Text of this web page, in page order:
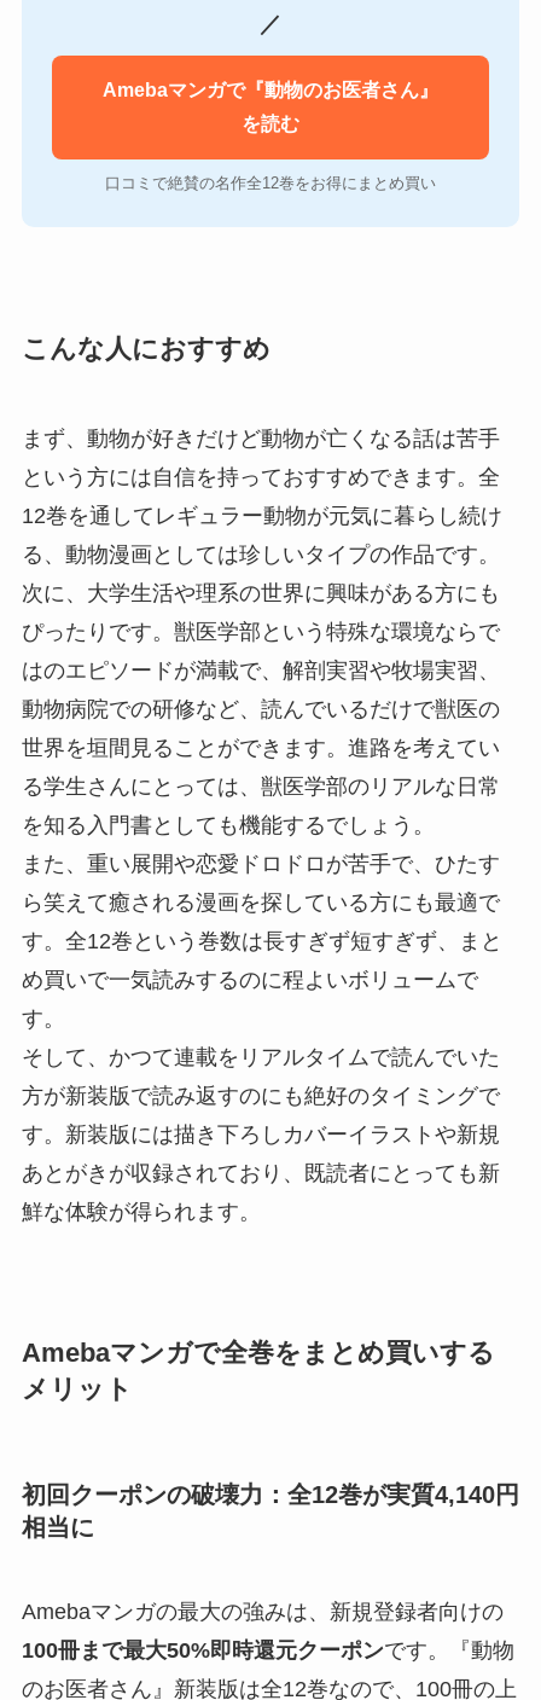
／
Amebaマンガで『動物のお医者さん』
を読む
口コミで絶賛の名作全12巻をお得にまとめ買い
こんな人におすすめ
まず、動物が好きだけど動物が亡くなる話は苦手
という方には自信を持っておすすめできます。全
12巻を通してレギュラー動物が元気に暮らし続け
る、動物漫画としては珍しいタイプの作品です。
次に、大学生活や理系の世界に興味がある方にも
ぴったりです。獣医学部という特殊な環境ならで
はのエピソードが満載で、解剖実習や牧場実習、
動物病院での研修など、読んでいるだけで獣医の
世界を垣間見ることができます。進路を考えてい
る学生さんにとっては、獣医学部のリアルな日常
を知る入門書としても機能するでしょう。
また、重い展開や恋愛ドロドロが苦手で、ひたす
ら笑えて癒される漫画を探している方にも最適で
す。全12巻という巻数は長すぎず短すぎず、まと
め買いで一気読みするのに程よいボリュームで
す。
そして、かつて連載をリアルタイムで読んでいた
方が新装版で読み返すのにも絶好のタイミングで
す。新装版には描き下ろしカバーイラストや新規
あとがきが収録されており、既読者にとっても新
鮮な体験が得られます。
Amebaマンガで全巻をまとめ買いする
メリット
初回クーポンの破壊力：全12巻が実質4,140円
相当に
Amebaマンガの最大の強みは、新規登録者向けの
100冊まで最大50%即時還元クーポンです。『動物
のお医者さん』新装版は全12巻なので、100冊の上